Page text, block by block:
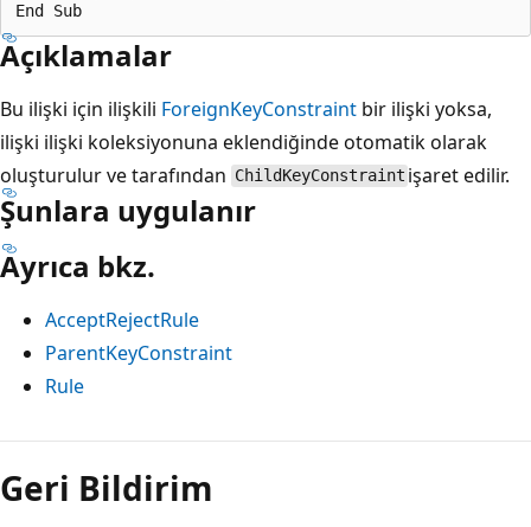
Açıklamalar
Bu ilişki için ilişkili ForeignKeyConstraint bir ilişki yoksa,
ilişki ilişki koleksiyonuna eklendiğinde otomatik olarak
oluşturulur ve tarafından ChildKeyConstraint işaret edilir.
Şunlara uygulanır
Ayrıca bkz.
AcceptRejectRule
ParentKeyConstraint
Rule
Okuma
modu
devre
Geri Bildirim